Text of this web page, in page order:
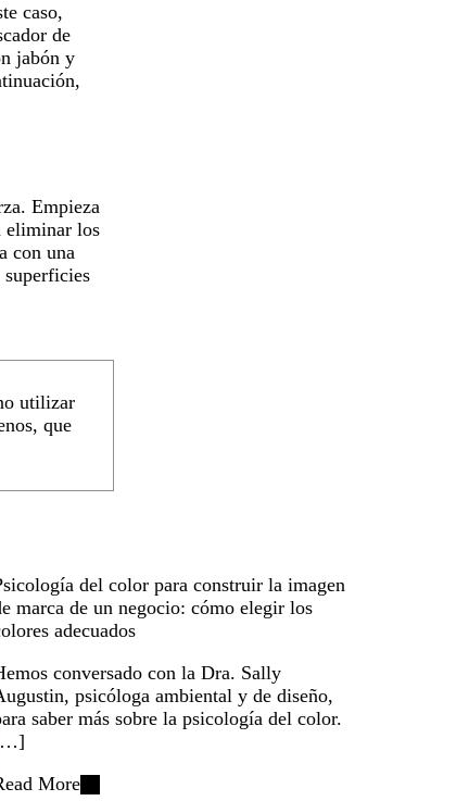
caso,
de
jabón y
Empieza
eliminar los
con una
superficies
utilizar
que
del color para construir la imagen
marca de un negocio: cómo elegir los
adecuados
conversado con la Dra. Sally
psicóloga ambiental y de diseño,
saber más sobre la psicología del color.
More